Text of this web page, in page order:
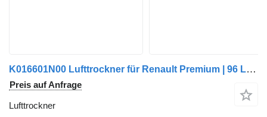
K016601N00 Lufttrockner für Renault Premium | 96 LKW
Preis auf Anfrage
Lufttrockner